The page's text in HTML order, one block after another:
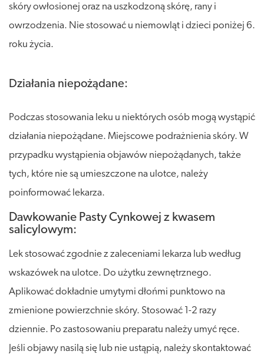
skóry owłosionej oraz na uszkodzoną skórę, rany i
owrzodzenia. Nie stosować u niemowląt i dzieci poniżej 6.
roku życia.
Działania niepożądane:
Podczas stosowania leku u niektórych osób mogą wystąpić
działania niepożądane. Miejscowe podrażnienia skóry. W
przypadku wystąpienia objawów niepożądanych, także
tych, które nie są umieszczone na ulotce, należy
poinformować lekarza.
Dawkowanie Pasty Cynkowej z kwasem
salicylowym:
Lek stosować zgodnie z zaleceniami lekarza lub według
wskazówek na ulotce. Do użytku zewnętrznego.
Aplikować dokładnie umytymi dłońmi punktowo na
zmienione powierzchnie skóry. Stosować 1-2 razy
dziennie. Po zastosowaniu preparatu należy umyć ręce.
Jeśli objawy nasilą się lub nie ustąpią, należy skontaktować